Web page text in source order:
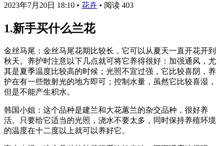
2023年7月20日 18:10 • 花卉 • 阅读 403
1.新手买什么兰花
金丝马尾：金丝马尾花期比较长，它可以从夏天一直开花开到
秋天。养护时注意以下几点就可将它养得很好：加强通风，尤
其是夏季温度比较高的时候；光照不宜过强，它比较喜阴，养
护在有一些散射光的地方即可；控制水量，虽然它比较喜湿，
但是不能产生积水。
韩国小姐：这个品种是建兰和大花蕙兰的杂交品种，很好养
活。只要给它适当的光照，浇水不要太多，同时保持养殖环境
的温度在十二度以上就可以养好它。